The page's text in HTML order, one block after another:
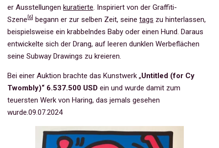
er Ausstellungen kuratierte. Inspiriert von der Graffiti-
Szene 6 begann er zur selben Zeit, seine tags zu hinterlassen,
beispielsweise ein krabbelndes Baby oder einen Hund. Daraus
entwickelte sich der Drang, auf leeren dunklen Werbeflächen
seine Subway Drawings zu kreieren.
Bei einer Auktion brachte das Kunstwerk „Untitled (for Cy
Twombly)“ 6.537.500 USD ein und wurde damit zum
teuersten Werk von Haring, das jemals gesehen
wurde.09.07.2024